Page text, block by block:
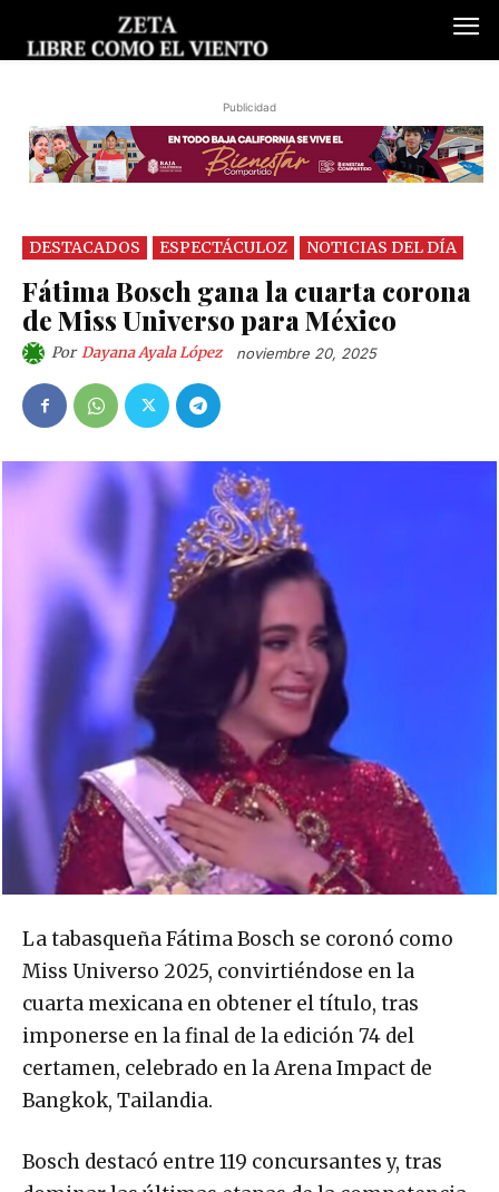
Publicidad
DESTACADOS ESPECTÁCULOZ NOTICIAS DEL DÍA
Fátima Bosch gana la cuarta corona
de Miss Universo para México
Dayana Ayala López
La tabasqueña Fátima Bosch se coronó como
Miss Universo 2025, convirtiéndose en la
cuarta mexicana en obtener el título, tras
imponerse en la final de la edición 74 del
certamen, celebrado en la Arena Impact de
Bangkok, Tailandia.
Bosch destacó entre 119 concursantes y, tras
dominar las últimas etapas de la competencia,